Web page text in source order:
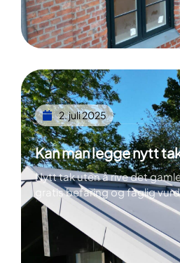
2. juli 2025
Kan man legge nytt
Nytt tak uten å rive det
gratis befaring og faglig